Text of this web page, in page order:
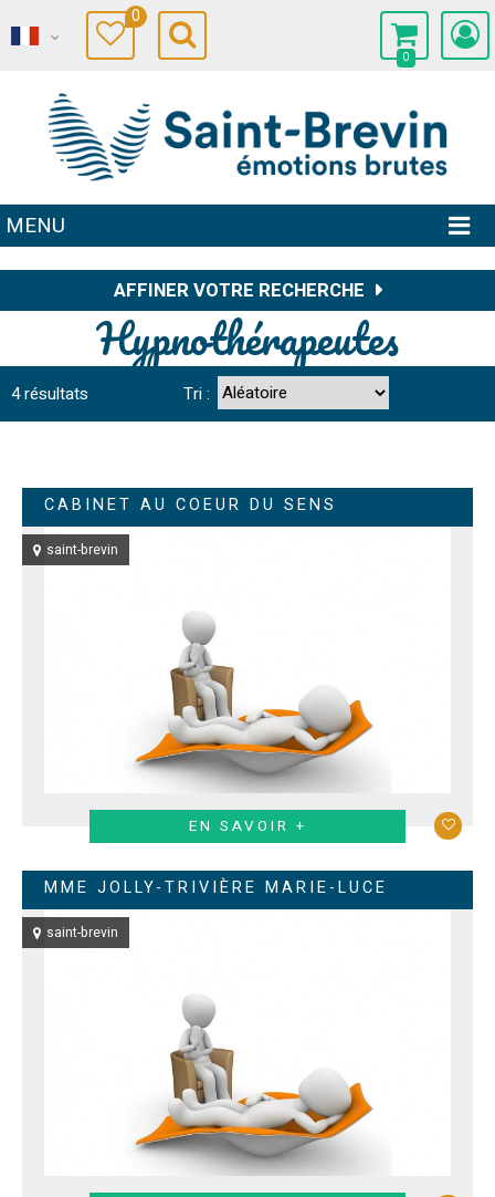
0
0
MENU
AFFINER VOTRE RECHERCHE
Hypnothérapeutes
4résultats Tri :
CABINET AU COEUR DU SENS
saint-brevin
EN SAVOIR +
MME JOLLY-TRIVIÈRE MARIE-LUCE
saint-brevin